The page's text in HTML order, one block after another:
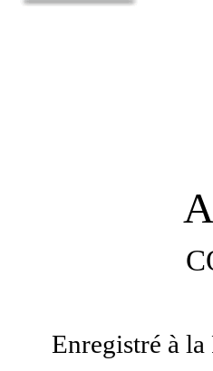
Enregistré à la